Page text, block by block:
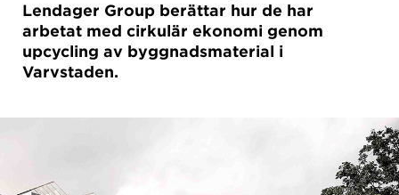
Lendager Group berättar hur de har
arbetat med cirkulär ekonomi genom
upcycling av byggnadsmaterial i
Varvstaden.